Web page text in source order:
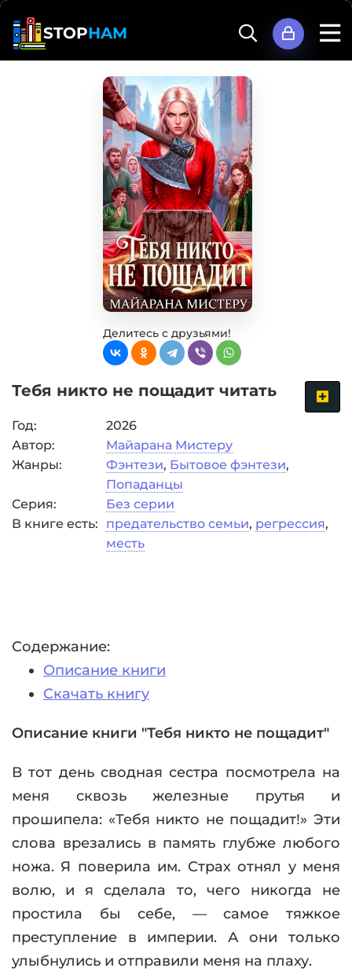
STOPHAM
Делитесь с друзьями!
Тебя никто не пощадит читать
Год:
2026
Автор:
Майарана Мистеру
Жанры:
Фэнтези, Бытовое фэнтези,
Попаданцы
Серия:
Без серии
В книге есть:
предательство семьи, регрессия,
месть
Содержание:
Описание книги
Скачать книгу
Описание книги "Тебя никто не пощадит"
В тот день сводная сестра посмотрела на
меня сквозь железные прутья и
прошипела: «Тебя никто не пощадит!» Эти
слова врезались в память глубже любого
ножа. Я поверила им. Страх отнял у меня
волю, и я сделала то, чего никогда не
простила бы себе, — самое тяжкое
преступление в империи. А они только
улыбнулись и отправили меня на плаху.